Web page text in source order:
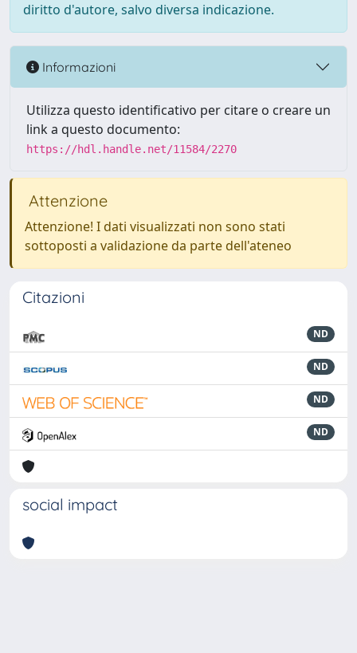
diritto d'autore, salvo diversa indicazione.
Informazioni
Utilizza questo identificativo per citare o creare un
link a questo documento:
https://hdl.handle.net/11584/2270
Attenzione
Attenzione! I dati visualizzati non sono stati
sottoposti a validazione da parte dell'ateneo
Citazioni
ND
ND
ND
ND
social impact